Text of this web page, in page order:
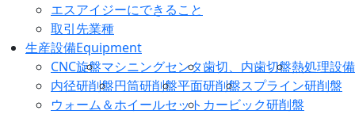
エスアイジーにできること
取引先業種
生産設備Equipment
CNC旋盤マシニングセンタ歯切、内歯切盤熱処理設備
内径研削盤円筒研削盤平面研削盤スプライン研削盤
ウォーム＆ホイールセット カービック研削盤